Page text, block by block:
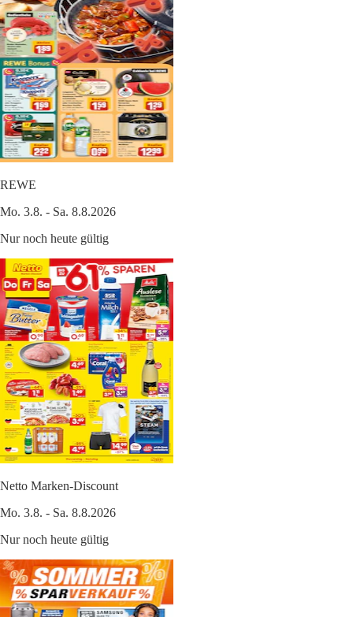
REWE
Mo. 3.8. - Sa. 8.8.2026
Nur noch heute gültig
Netto Marken-Discount
Mo. 3.8. - Sa. 8.8.2026
Nur noch heute gültig